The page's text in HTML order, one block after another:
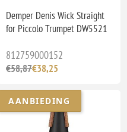
Demper Denis Wick Straight
for Piccolo Trumpet DW5521
812759000152
€58,87€38,25
AANBIEDING